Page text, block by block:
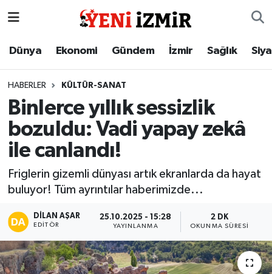
Dünya Ekonomi Gündem İzmir Sağlık
HABERLER KÜLTÜR-SANAT
Binlerce yıllık sessizlik
bozuldu: Vadi yapay zekâ
ile canlandı!
Friglerin gizemli dünyası artık ekranlarda da hayat
buluyor! Tüm ayrıntılar haberimizde...
DILAN AŞAR
EDITÖR
25.10.2025 - 15:28
YAYINLANMA
2 DK
OKUNMA SÜRESI
Dünya
Gündem
İzmir
Sağlık
Resmi İlanlar
İzmir Nöbetçi Eczaneler
İzmir Namaz Vakitleri
İzmir Trafik Yoğunluk Haritası
Süper Lig Puan Durumu ve Fikstür
Son Dakika Haberleri
Haber Arşivi